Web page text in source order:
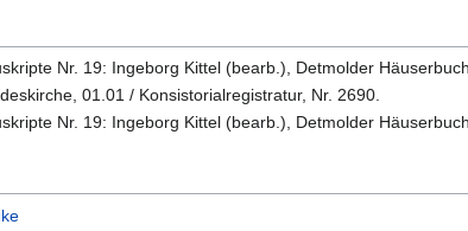
Nr. 19: Ingeborg Kittel (bearb.), Detmolder Häuserbuch.
01.01 / Konsistorialregistratur, Nr. 2690.
Nr. 19: Ingeborg Kittel (bearb.), Detmolder